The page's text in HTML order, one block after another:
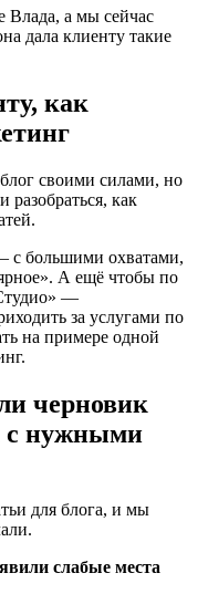
Влада, а мы сейчас
дала клиенту такие
как
своими силами, но
разобраться, как
с большими охватами,
А ещё чтобы по
—
за услугами по
на примере одной
черновик
с нужными
для блога, и мы
слабые места